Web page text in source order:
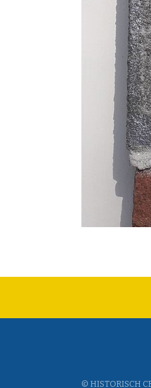
© HISTORISCH